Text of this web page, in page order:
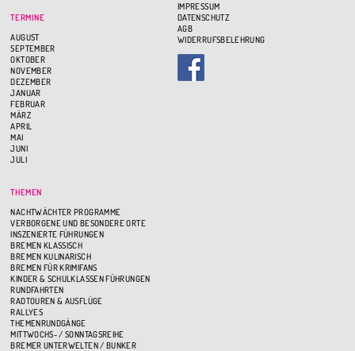
TERMINE
AUGUST
SEPTEMBER
OKTOBER
NOVEMBER
DEZEMBER
JANUAR
FEBRUAR
MÄRZ
APRIL
MAI
JUNI
JULI
THEMEN
NACHTWÄCHTER PROGRAMME
VERBORGENE UND BESONDERE ORTE
INSZENIERTE FÜHRUNGEN
BREMEN KLASSISCH
BREMEN KULINARISCH
BREMEN FÜR KRIMIFANS
KINDER & SCHULKLASSEN FÜHRUNGEN
RUNDFAHRTEN
RADTOUREN & AUSFLÜGE
RALLYES
THEMENRUNDGÄNGE
MITTWOCHS- / SONNTAGSREIHE
BREMER UNTERWELTEN / BUNKER
IMPRESSUM
DATENSCHUTZ
AGB
WIDERRUFSBELEHRUNG